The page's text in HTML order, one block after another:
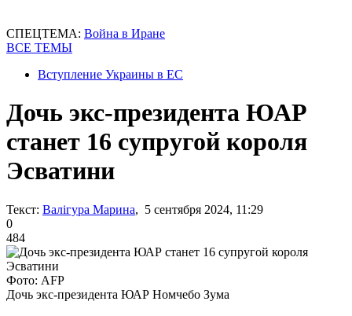
СПЕЦТЕМА: Война в Иране
ВСЕ ТЕМЫ
Вступление Украины в ЕС
Дочь экс-президента ЮАР
станет 16 супругой короля
Эсватини
Текст: Валігура Марина, 5 сентября 2024, 11:29
0
484
Фото: AFP
Дочь экс-президента ЮАР Номчебо Зума